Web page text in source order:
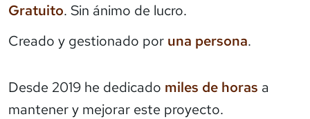
Gratuito. Sin ánimo de lucro.
Creado y gestionado por una persona.
Desde 2019 he dedicado miles de horas a
mantener y mejorar este proyecto.